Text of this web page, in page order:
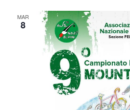
MAR
8